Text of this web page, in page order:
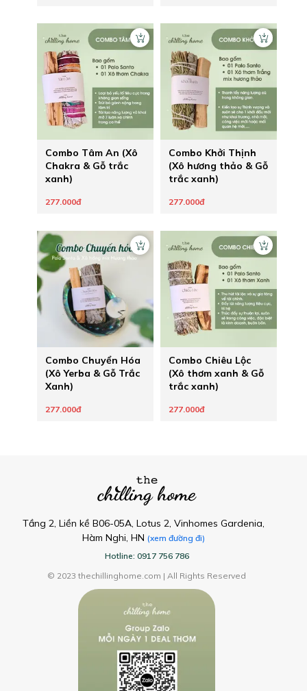
Combo Tâm An (Xô
Chakra & Gỗ trắc
xanh)
277.000đ
Combo Khởi Thịnh
(Xô hương thảo & Gỗ
trắc xanh)
277.000đ
Combo Chuyển Hóa
(Xô Yerba & Gỗ Trắc
Xanh)
277.000đ
Combo Chiêu Lộc
(Xô thơm xanh & Gỗ
trắc xanh)
277.000đ
Tầng 2, Liền kề B06-05A, Lotus 2, Vinhomes Gardenia,
Hàm Nghi, HN (xem đường đi)
Hotline: 0917 756 786
© 2023 thechillinghome.com | All Rights Reserved